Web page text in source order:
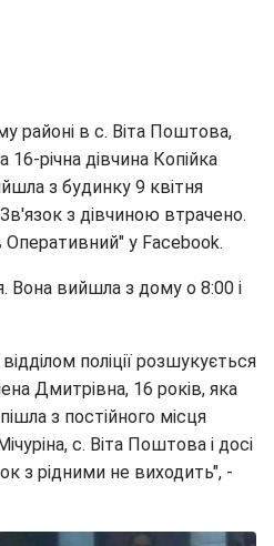
районі в с. Віта Поштова,
16-річна дівчина Копійка
з будинку 9 квітня
з дівчиною втрачено.
у Facebook.
Вона вийшла з дому о 8:00 і
поліції розшукується
Дмитрівна, 16 років, яка
з постійного місця
с. Віта Поштова і досі
з рідними не виходить", -